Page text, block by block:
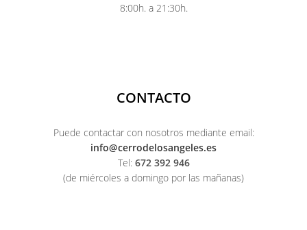
8:00h. a 21:30h.
CONTACTO
Puede contactar con nosotros mediante email:
info@cerrodelosangeles.es
Tel: 672 392 946
(de miércoles a domingo por las mañanas)